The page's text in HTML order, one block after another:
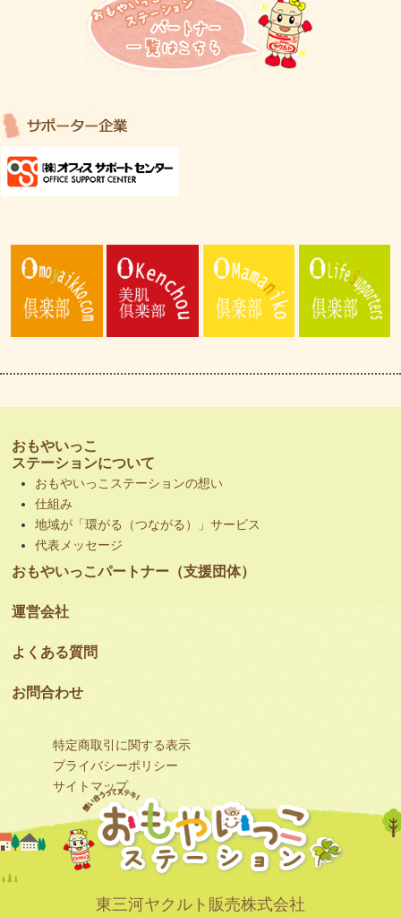
おもやいっこ
ステーションについて
おもやいっこステーションの想い
仕組み
地域が「環がる（つながる）」サービス
代表メッセージ
おもやいっこパートナー（支援団体）
運営会社
よくある質問
お問合わせ
特定商取引に関する表示
プライバシーポリシー
サイトマップ
東三河ヤクルト販売株式会社